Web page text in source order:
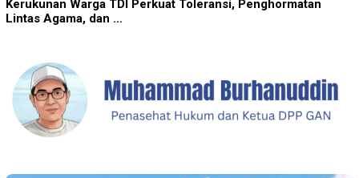
Kerukunan Warga TDI Perkuat Toleransi, Penghormatan
Lintas Agama, dan …